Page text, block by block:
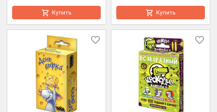
Купить Купить